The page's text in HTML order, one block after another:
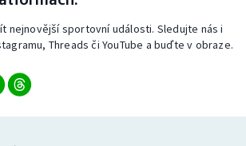
nejnovější sportovní události. Sledujte nás i
Threads či YouTube a buďte v obraze.